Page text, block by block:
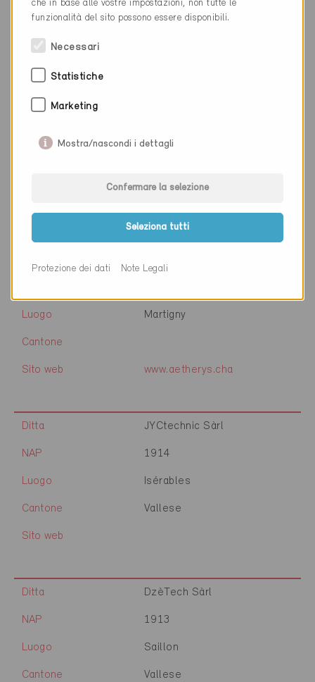
Cantone Vallese
Luogo Martigny
Luogo Martigny
Cantone
Sito web www.aetherys.cha
Ditta JYCtechnic Sàrl
NAP 1914
Luogo Isérables
Cantone Vallese
Sito web
Ditta DzèTech Sàrl
NAP 1913
Luogo Saillon
Cantone Vallese
che in base alle vostre impostazioni, non tutte le
funzionalità del sito possono essere disponibili.
Necessari
Statistiche
Marketing
Mostra/nascondi i dettagli
Confermare la selezione
Seleziona tutti
Protezione dei dati Note Legali